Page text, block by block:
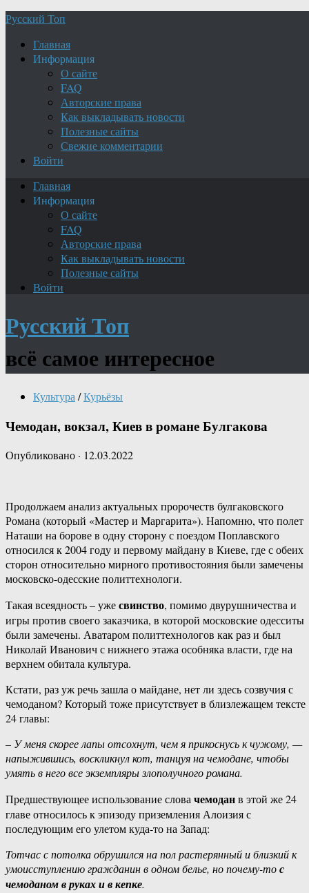
Русский Топ
Главная
Информация
О сайте
FAQ
Авторские права
Как выкладывать новости
Полезные сайты
Свежие комментарии
Войти
Главная
Информация
О сайте
FAQ
Авторские права
Как выкладывать новости
Полезные сайты
Войти
Русский Топ
всё самое интересное
Культура /Курьёзы
Чемодан, вокзал, Киев в романе Булгакова
Опубликовано · 12.03.2022
Продолжаем анализ актуальных пророчеств булгаковского
Романа (который «Мастер и Маргарита»). Напомню, что полет
Наташи на борове в одну сторону с поездом Поплавского
относился к 2004 году и первому майдану в Киеве, где с обеих
сторон относительно мирного противостояния были замечены
московско-одесские политтехнологи.
Такая всеядность – ужесвинство, помимо двурушничества и
игры против своего заказчика, в которой московские одесситы
были замечены. Аватаром политтехнологов как раз и был
Николай Иванович с нижнего этажа особняка власти, где на
верхнем обитала культура.
Кстати, раз уж речь зашла о майдане, нет ли здесь созвучия с
чемоданом? Который тоже присутствует в близлежащем тексте
24 главы:
– У меня скорее лапы отсохнут, чем я прикоснусь к чужому, —
напыжившись, воскликнул кот, танцуя на чемодане, чтобы
умять в него все экземпляры злополучного романа.
Предшествующее использование словачемоданв этой же 24
главе относилось к эпизоду приземления Алоизия с
последующим его улетом куда-то на Запад:
Тотчас с потолка обрушился на пол растерянный и близкий к
умоисступлению гражданин в одном белье, но почему-тос
чемоданом в руках и в кепке.